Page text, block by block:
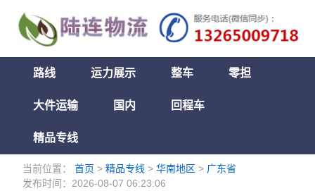
路线 运力展示 整车 零担
大件运输 国内 回程车
精品专线
当前位置：首页 >精品专线 >华南地区 > 广东省
发布时间：2026-08-07 06:23:06